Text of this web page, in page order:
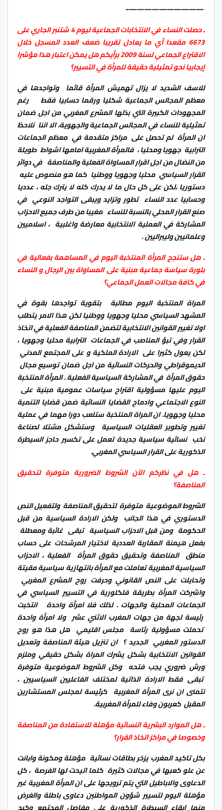
——————————–
ـ حصلت النساء في الانتخابات الجماعية ليوم 4 شتنبر الجاري على
6673 مقعدا أي ما يعادل تقريبا ضعف العدد المسجل خلال
الاقتراع الجماعي لسنة 2009 برأيكم هل يمكن اعتبار هذا مؤشرا
إيجابيا نحو تمثيلية حقيقة للمرأة في التسيير؟
للاسف الشديد لا يزال تهميش المرأة قائما وتواجدها في
معظم المجالس الجماعية شكليا ورقما حسابيا فقط رغم
المجهودات الكبيرة التي بذلها المشرع المغربي من اجل ضمان
تمثيلية للنساء في المجالس الجماعية والجهوية، الا اننا نلاحظ
ان المرأة لم تحصل على مراكز متقدمة في معظم الجماعات
الترابية جهويا ومحليا ، فالمرأة المغربية امامها اشواط طويلة
من النضال من اجل اقرار المساواة الفعلية والمناصفة في دوائر
القرار السياسي محليا وجهويا ووطنيا كما هو منصوص عليه
دستوريا ،لكن على كل حال ما لا يدرك كله لا يترك جله ، عدديا
وحسابيا عدد النساء تطور وتزايد ويبقى التواجد النوعي في
صنع القرار المحلي بالنسبة للنساء مغيبا من طرف جميع الاحزاب
المشاركة في العملية الانتخابية معارضة واغلبية ، اسلاميين
وعلمانيين وليبراليين .
ـ هل ستنجح المرأة المنتخبة اليوم في المساهمة بفعالية في
بلورة سياسة جماعية مبنية على المساواة بين الرجال و النساء
في كافة مجالات العمل الجماعي؟
المراة المنتخبة اليوم مطالبة بتقوية تواجدها بقوة في
المشهد السياسي محليا وجهويا ووطنيا لكن هذا الامر يتطلب
اولا تغيير القوانين الانتخابية لتضمن المناصفة الفعلية في اتخاذ
القرار وفي تبؤ المناصب في الجماعات الترابية محليا وجهويا ،
لكن يعول كثيرا على الارادة الملكية و على المجتمع المدني
الديموقراطي والحركات النسائية من اجل ضمان توسيع مجال
حقوق المرأة في المشاركة السياسية الفعلية . المرأة المنتخبة
اليوم عليها مسؤولية اقتراح سياسات عمومية مبنية على
النوع الاجتماعي وادماج القضايا النسائية ضمن قضايا التنمية
محليا وجهويا. ان المراة المنتخبة ستلعب دورا مهما في عملية
تغيير وتطوير العقليات السياسية وستشكل مشتلا لصناعة
نخب نسائية سياسية جديدة تعمل على تكسير حاجز السيطرة
الذكورية على القرار السياسي المغربي.
ـ هل في نظركم الآن الشروط الضرورية متوفرة لتحقيق
المناصفة؟
الشروط الموضوعية متوفرة لتحقيق المناصفة ولتفعيل النص
الدستوري في هذا الجانب ولكن الارادة السياسية من قبل
الحكومة ومن قبل الاحزاب السياسية تبقى غائبة ومعطلة
بفعل هيمنة المقاربة العددية لاختيار المرشحات على حساب
منطق المناصفة وتحقيق حقوق المرأة الفعلية ، الاحزاب
السياسية المغربية تعاملت مع المرأة بانتهازية سياسية مقيتة
وتحايلت على النص القانوني وحرفت روح المشرع المغربي
واشركت المرأة بطريقة فلكلورية في التسيير السياسي في
الجماعات المحلية والجهات . لذلك فلا امرأة واحدة انتخبت
رئيسة لجهة من جهات المغرب الاثني عشر ولا امرأة واحدة
تحملت مسؤولية رئاسة مجلس اقليمي هل هذا هو روح
الدستور المغربي الجديد ؟ ان تنزيل هيئة المناصفة وتعديل
القوانين الانتخابية بشكل يشرك المراة بشكل حقيقي وملزم
ورش ضروري يجب فتحه وكل الشروط الموضوعية متوفرة
تبقى فقط الارادة الذاتية لمختلف الفاعليين السياسيين ،
نتمنى ان نرى المرأة المغربية كرئيسة لمجلس المستشارين
المقبل كعربون وفاء للمرأة المغربية.
ـ هل الموارد البشرية النسائية مؤهلة للاستفادة من المناصفة
وخصوصا في مراكز اتخاذ القرار؟
بكل تاكيد المغرب يزخر بطاقات نسائية مؤهلة ومكونة وابانت
عن علو كعبها في مجالات كثيرة كلما اتيحت لها الفرصة ، كل
الدعاوى والاباطيل التي يتم ترويجها على ان المرأة المغربية غير
مؤهلة اليوم لتسيير شؤون المواطنين دعاوى باطلة والغرض